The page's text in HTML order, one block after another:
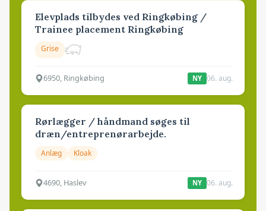
Elevplads tilbydes ved Ringkøbing /
Trainee placement Ringkøbing
Grise
6950, Ringkøbing NY 06. aug.
Rørlægger / håndmand søges til
dræn/entreprenørarbejde.
Anlæg Kloak
4690, Haslev NY 06. aug.